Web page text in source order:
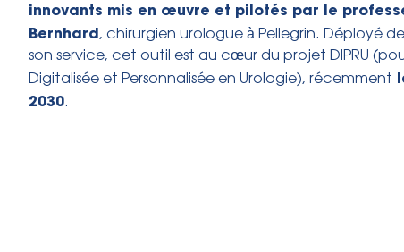
innovants mis en œuvre et pilotés par le
Bernhard, chirurgien urologue à Pellegrin. Déployé
son service, cet outil est au cœur du projet DIPRU
Digitalisée et Personnalisée en Urologie), récemment
2030.